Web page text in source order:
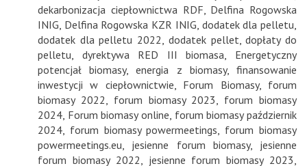
dekarbonizacja ciepłownictwa RDF Delfina Rogowska
INIG Delfina Rogowska KZR INIG dodatek dla pelletu
dodatek dla pelletu 2022 dodatek pellet ,dopłaty do
pelletu
dyrektywa RED III biomasa
Energetyczny
potencjał biomasy,energia z biomasy,finansowanie
inwestycji w ciepłownictwie
Forum Biomasy, forum
biomasy 2022
forum biomasy 2023
forum biomasy
2024 Forum biomasy online forum biomasy październik
2024 forum biomasy powermeetings
forum biomasy
powermeetings.eu
jesienne forum biomasy, jesienne
forum biomasy 2022
jesienne forum biomasy 2023